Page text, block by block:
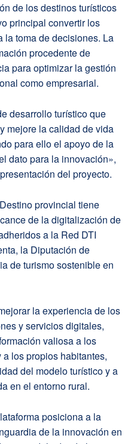
de los destinos turísticos
principal convertir los
la toma de decisiones. La
procedente de
para optimizar la gestión
como empresarial.
desarrollo turístico que
mejore la calidad de vida
para ello el apoyo de la
dato para la innovación»,
del proyecto.
provincial tiene
de la digitalización de
a la Red DTI
la Diputación de
de turismo sostenible en
la experiencia de los
y servicios digitales,
valiosa a los
los propios habitantes,
del modelo turístico y a
en el entorno rural.
posiciona a la
de la innovación en